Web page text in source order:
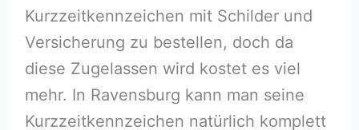
Kurzzeitkennzeichen mit Schilder und
Versicherung zu bestellen, doch da
diese Zugelassen wird kostet es viel
mehr. In Ravensburg kann man seine
Kurzzeitkennzeichen natürlich komplett